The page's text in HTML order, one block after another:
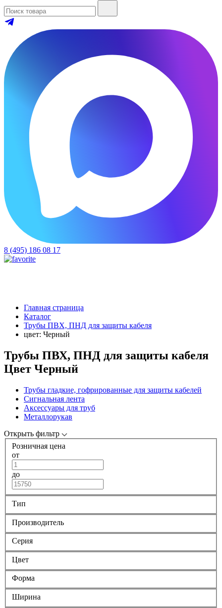
8 (495) 186 08 17
Главная страница
Каталог
Трубы ПВХ, ПНД для защиты кабеля
цвет: Черный
Трубы ПВХ, ПНД для защиты кабеля
Цвет Черный
Трубы гладкие, гофрированные для защиты кабелей
Сигнальная лента
Аксессуары для труб
Металлорукав
Открыть фильтр
Розничная цена
от
до
Тип
Производитель
Серия
Цвет
Форма
Ширина